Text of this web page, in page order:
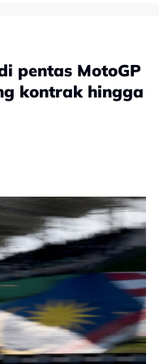
kebolehan
memecahkan
turut memiliki
berprestij Copa
yang sudah
tinggi,
bola serta etika
menjadi watak
musim ini.
itu mampu
kejuaraan
cabaran kelab di
pentas MotoGP
kontrak hingga